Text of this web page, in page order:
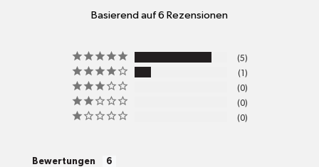
pro
Standort
Versandkosten
Basierend auf 6 Rezensionen
5
1
0
0
0
Bewertungen